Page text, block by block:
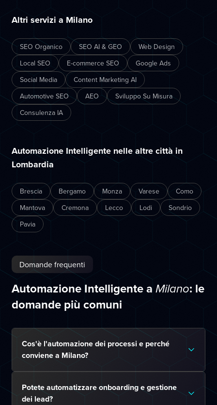
Altri servizi a Milano
SEO Organico SEO AI & GEO
Web Design
Local SEO
E-commerce SEO
Google Ads
Social Media
Content Marketing AI
Automotive SEO
AEO
Sviluppo Su Misura
Consulenza IA
Automazione Intelligente nelle altre città in
Lombardia
Brescia Bergamo Monza Varese
Como
Mantova
Cremona Lecco Lodi
Sondrio
Pavia
Domande frequenti
Automazione Intelligente a Milano: le
domande più comuni
Cos'è l'automazione dei processi e perché
conviene a Milano?
Potete automatizzare onboarding e gestione
dei lead?